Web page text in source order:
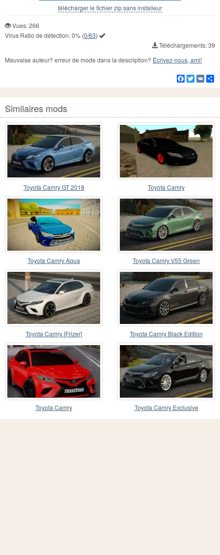
télécharger le fichier zip sans installeur
Vues: 266
Virus Ratio de détection:0% (0/63)
Téléchargements: 39
Mauvaise auteur? erreur de mode dans la description? Écrivez-nous, ami!
Facebook
Twitter
VK
Similaires mods
Toyota Camry GT 2018 Toyota Camry
Toyota Camry Aqua Toyota Camry V55 Green
Toyota Camry [Frizer] Toyota Camry Black Edition
Toyota Camry Toyota Camry Exclusive